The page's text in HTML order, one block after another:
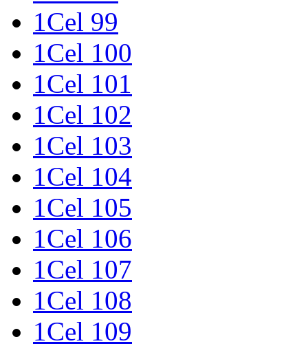
1Cel 99
1Cel 100
1Cel 101
1Cel 102
1Cel 103
1Cel 104
1Cel 105
1Cel 106
1Cel 107
1Cel 108
1Cel 109